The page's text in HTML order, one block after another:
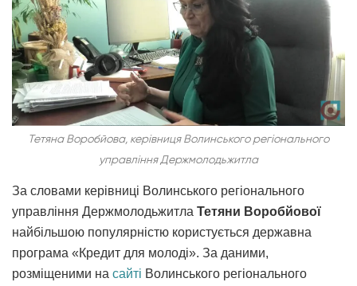
Тетяна Воробйова, керівниця Волинського регіонального
управління Держмолодьжитла
За словами керівниці Волинського регіонального
управління Держмолодьжитла Тетяни Воробйової
найбільшою популярністю користується державна
програма «Кредит для молоді». За даними,
розміщеними на сайті Волинського регіонального